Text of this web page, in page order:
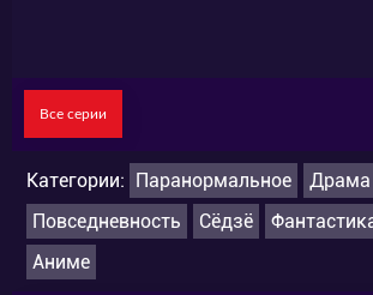
кто желает возвыситься за счет
разумеется, с самыми
целями. Куда ведут благие
знаем, а что будут делать
друзья – скоро увидим!
Все серии
Категории: Паранормальное Драма
Повседневность
Сёдзё
Аниме